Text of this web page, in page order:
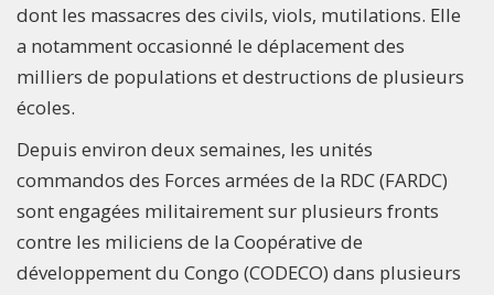
dont les massacres des civils, viols, mutilations. Elle
a notamment occasionné le déplacement des
milliers de populations et destructions de plusieurs
écoles.
Depuis environ deux semaines, les unités
commandos des Forces armées de la RDC (FARDC)
sont engagées militairement sur plusieurs fronts
contre les miliciens de la Coopérative de
développement du Congo (CODECO) dans plusieurs